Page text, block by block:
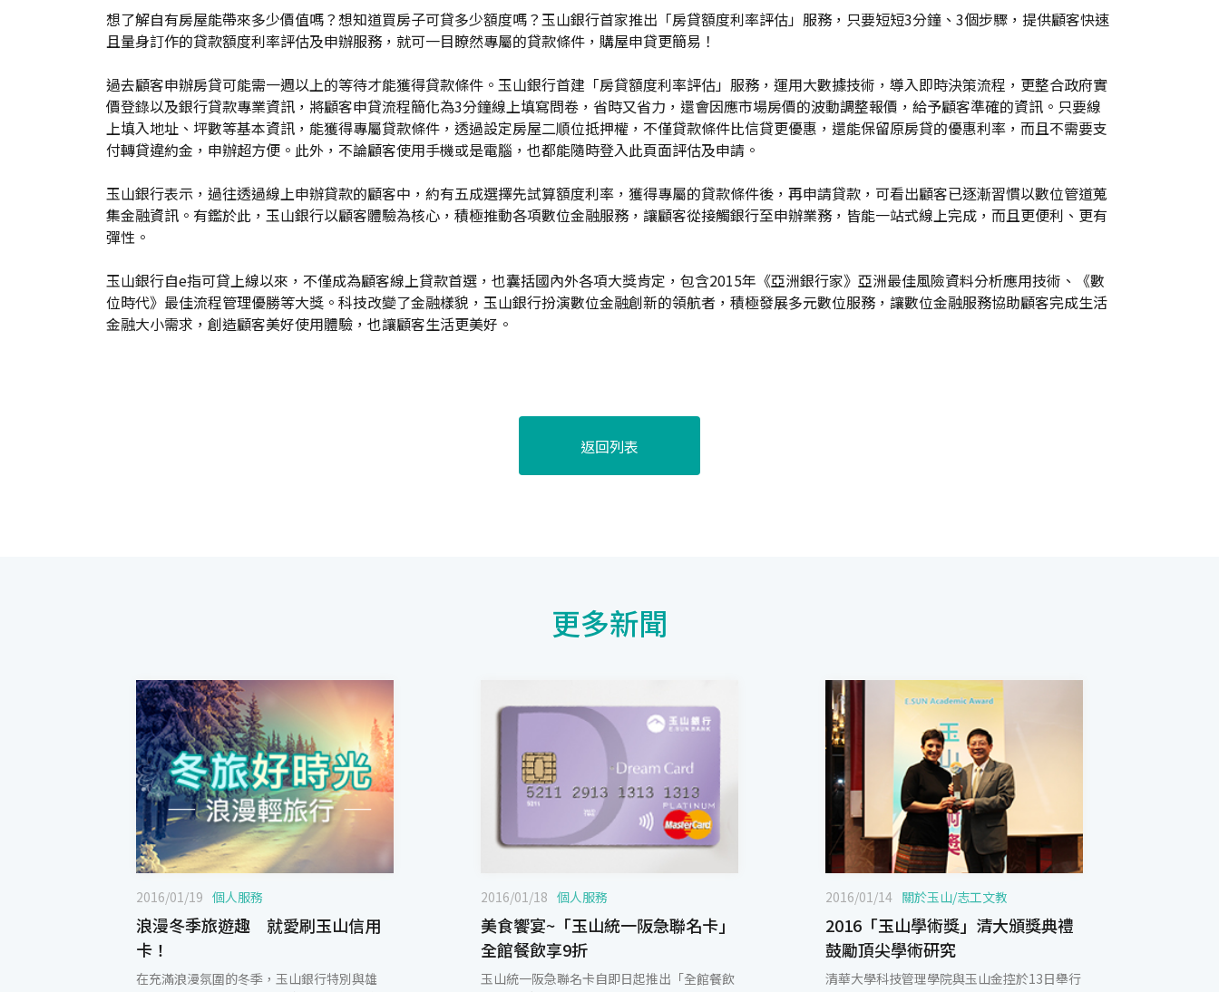
想了解自有房屋能帶來多少價值嗎？想知道買房子可貸多少額度嗎？玉山銀行首家推出「房貸額度利率評估」服務，只要短短3分鐘、3個步驟，提供顧客快速
且量身訂作的貸款額度利率評估及申辦服務，就可一目瞭然專屬的貸款條件，購屋申貸更簡易！
過去顧客申辦房貸可能需一週以上的等待才能獲得貸款條件。玉山銀行首建「房貸額度利率評估」服務，運用大數據技術，導入即時決策流程，更整合政府實
價登錄以及銀行貸款專業資訊，將顧客申貸流程簡化為3分鐘線上填寫問卷，省時又省力，還會因應市場房價的波動調整報價，給予顧客準確的資訊。只要線
上填入地址、坪數等基本資訊，能獲得專屬貸款條件，透過設定房屋二順位抵押權，不僅貸款條件比信貸更優惠，還能保留原房貸的優惠利率，而且不需要支
付轉貸違約金，申辦超方便。此外，不論顧客使用手機或是電腦，也都能隨時登入此頁面評估及申請。
玉山銀行表示，過往透過線上申辦貸款的顧客中，約有五成選擇先試算額度利率，獲得專屬的貸款條件後，再申請貸款，可看出顧客已逐漸習慣以數位管道蒐
集金融資訊。有鑑於此，玉山銀行以顧客體驗為核心，積極推動各項數位金融服務，讓顧客從接觸銀行至申辦業務，皆能一站式線上完成，而且更便利、更有
彈性。
玉山銀行自e指可貸上線以來，不僅成為顧客線上貸款首選，也囊括國內外各項大獎肯定，包含2015年《亞洲銀行家》亞洲最佳風險資料分析應用技術、《數
位時代》最佳流程管理優勝等大獎。科技改變了金融樣貌，玉山銀行扮演數位金融創新的領航者，積極發展多元數位服務，讓數位金融服務協助顧客完成生活
金融大小需求，創造顧客美好使用體驗，也讓顧客生活更美好。
返回列表
更多新聞
2016/01/19 個人服務
浪漫冬季旅遊趣 就愛刷玉山信用
卡！
在充滿浪漫氛圍的冬季，玉山銀行特別與雄
2016/01/18 個人服務
美食饗宴~「玉山統一阪急聯名卡」
全館餐飲享9折
玉山統一阪急聯名卡自即日起推出「全館餐飲
2016/01/14 關於玉山/志工文教
2016「玉山學術獎」清大頒獎典禮
鼓勵頂尖學術研究
清華大學科技管理學院與玉山金控於13日舉行